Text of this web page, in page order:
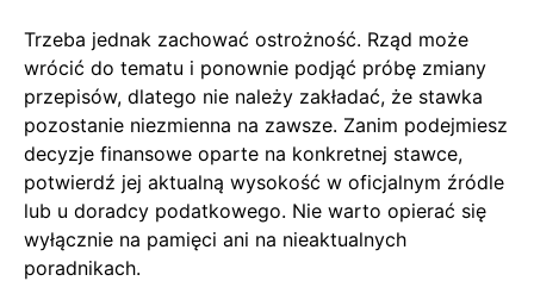
Trzeba jednak zachować ostrożność. Rząd może
wrócić do tematu i ponownie podjąć próbę zmiany
przepisów, dlatego nie należy zakładać, że stawka
pozostanie niezmienna na zawsze. Zanim podejmiesz
decyzje finansowe oparte na konkretnej stawce,
potwierdź jej aktualną wysokość w oficjalnym źródle
lub u doradcy podatkowego. Nie warto opierać się
wyłącznie na pamięci ani na nieaktualnych
poradnikach.